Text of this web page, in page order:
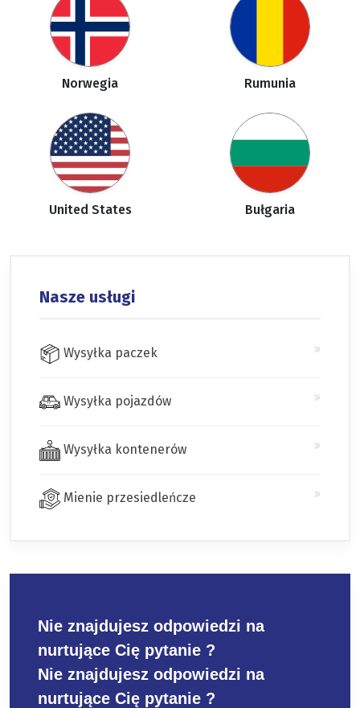
Norwegia Rumunia
United States Bułgaria
Nasze usługi
Wysyłka paczek
Wysyłka pojazdów
Wysyłka kontenerów
Mienie przesiedleńcze
Nie znajdujesz odpowiedzi na
nurtujące Cię pytanie ?
Nie znajdujesz odpowiedzi na
nurtujące Cię pytanie ?